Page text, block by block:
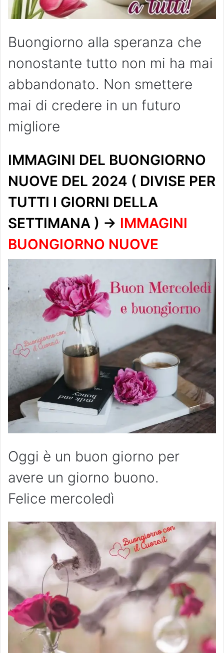
Buongiorno alla speranza che
nonostante tutto non mi ha mai
abbandonato. Non smettere
mai di credere in un futuro
migliore
IMMAGINI DEL BUONGIORNO
NUOVE DEL 2024 ( DIVISE PER
TUTTI I GIORNI DELLA
SETTIMANA ) -> IMMAGINI
BUONGIORNO NUOVE
Oggi è un buon giorno per
avere un giorno buono.
Felice mercoledì